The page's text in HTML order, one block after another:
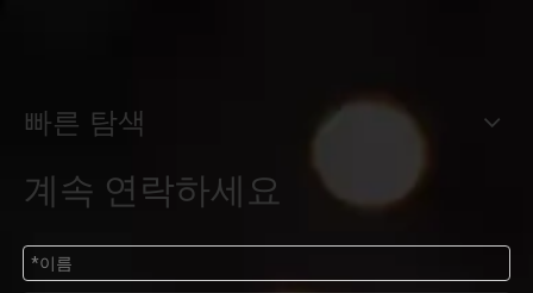
빠른 탐색
계속 연락하세요